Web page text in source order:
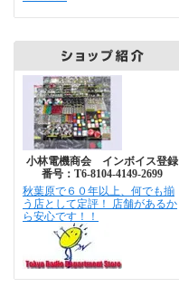
小林電機商会 インボイス登録
番号：T6-8104-4149-2699
秋葉原で６０年以上、何でも揃
う店として定評！ 店舗があるか
ら安心です！！